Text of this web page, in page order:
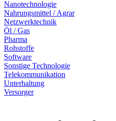
Nanotechnologie
Nahrungsmittel / Agrar
Netzwerktechnik
Öl / Gas
Pharma
Rohstoffe
Software
Sonstige Technologie
Telekommunikation
Unterhaltung
Versorger